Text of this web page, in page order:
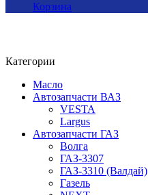
Корзина
Категории
Масло
Автозапчасти ВАЗ
VESTA
Largus
Автозапчасти ГАЗ
Волга
ГАЗ-3307
ГАЗ-3310 (Валдай)
Газель